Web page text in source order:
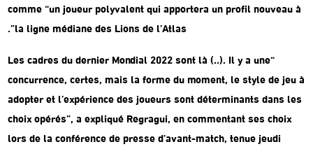
comme “un joueur polyvalent qui apportera un profil nouveau à
la ligne médiane des Lions de l’Atlas”.
“Les cadres du dernier Mondial 2022 sont là (..). Il y a une
concurrence, certes, mais la forme du moment, le style de jeu à
adopter et l’expérience des joueurs sont déterminants dans les
choix opérés”, a expliqué Regragui, en commentant ses choix
lors de la conférence de presse d’avant-match, tenue jeudi